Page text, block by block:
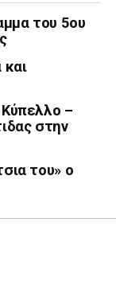
του 5ου
–
στην
του» ο